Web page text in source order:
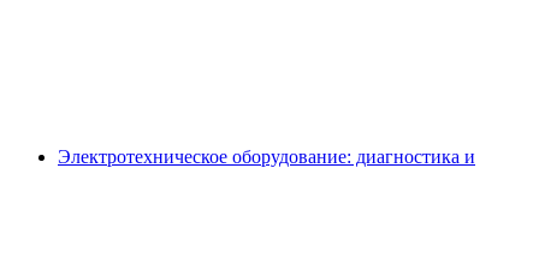
Электротехническое оборудование: диагностика и